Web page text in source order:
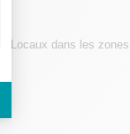
dans les